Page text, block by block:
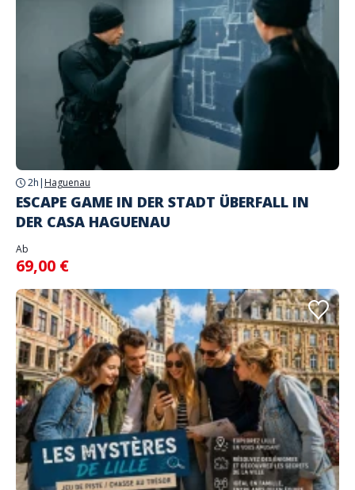
2h | Haguenau
ESCAPE GAME IN DER STADT ÜBERFALL IN
DER CASA HAGUENAU
Ab
69,00 €